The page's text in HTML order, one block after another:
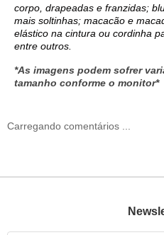
corpo, drapeadas e franzidas;
mais soltinhas; macacão e
elástico na cintura ou cordinha
entre outros.
*As imagens podem sofrer
tamanho conforme o monitor*
Carregando comentários ...